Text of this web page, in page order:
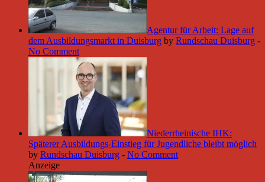
Agentur für Arbeit: Lage auf
dem Ausbildungsmarkt in Duisburg by Rundschau Duisburg -
No Comment
Niederrheinische IHK:
Späterer Ausbildungs-Einstieg für Jugendliche bleibt möglich
by Rundschau Duisburg - No Comment
Anzeige